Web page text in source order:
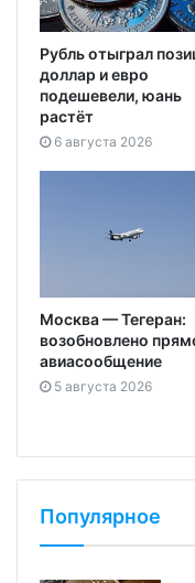
Рубль отыграл
доллар и евро
подешевели, юань
растёт
6 августа 2026
Москва — Тегеран:
возобновлено
авиасообщение
5 августа 2026
Популярное